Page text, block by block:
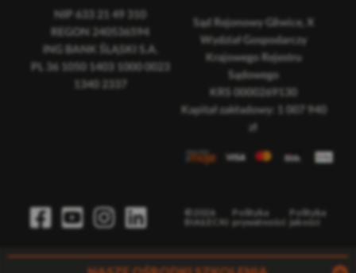
NIP 633 21 49 310
REGON 240536594
ING BANK ŚLĄSKI S.A.
PL 36 1050 1403 1000 0023
1340 2337
Sąd Rejonowy Gliwice, X
Wydział Gospodarczy
Krajowego Rejestru
Sądowego
KRS 0000269130
Kapitał zakładowy: 1 007 940
©2026
BIAŁECKI
Polityka
prywatności
Polityka
jakości